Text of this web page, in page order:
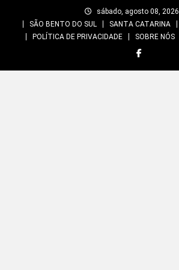
sábado, agosto 08, 2026
SÃO BENTO DO SUL
SANTA CATARINA
POLÍTICA DE PRIVACIDADE
SOBRE NÓS